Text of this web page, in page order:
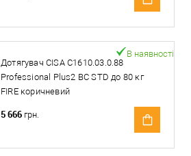
Дотягувач CISA C1610.03.0.88
Professional Plus2 BC STD до 80 кг
FIRE коричневий
В наявності
5 666 грн.